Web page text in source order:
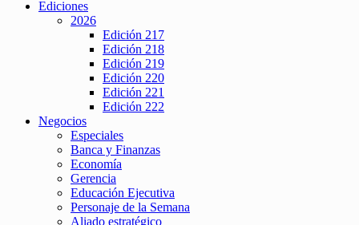
Ediciones
2026
Edición 217
Edición 218
Edición 219
Edición 220
Edición 221
Edición 222
Negocios
Especiales
Banca y Finanzas
Economía
Gerencia
Educación Ejecutiva
Personaje de la Semana
Aliado estratégico